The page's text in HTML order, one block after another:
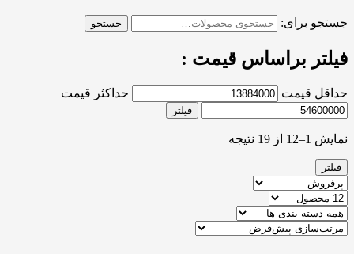
جستجو برای: جستجو
فیلتر براساس قیمت :
حداقل قیمت حداکثر قیمت
فیلتر
نمایش 1–12 از 19 نتیجه
فیلتر